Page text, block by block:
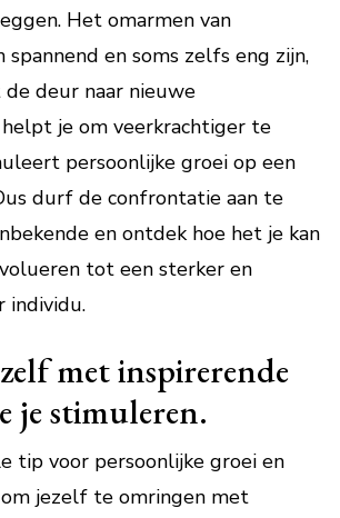
Het omarmen van
spannend en soms zelfs eng zijn,
deur naar nieuwe
je om veerkrachtiger te
persoonlijke groei op een
durf de confrontatie aan te
en ontdek hoe het je kan
tot een sterker en
individu.
met inspirerende
je stimuleren.
tip voor persoonlijke groei en
jezelf te omringen met